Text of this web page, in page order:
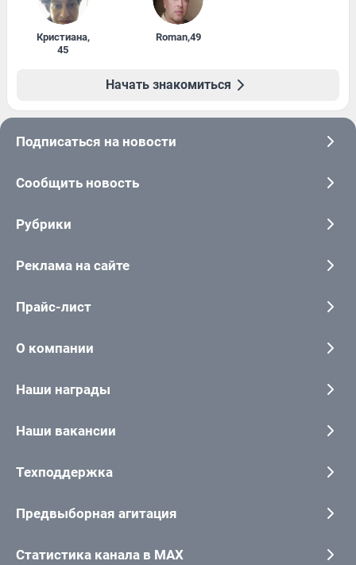
Кристиана,
45
Roman,49
Начать знакомиться
Подписаться на новости
Сообщить новость
Рубрики
Реклама на сайте
Прайс-лист
О компании
Наши награды
Наши вакансии
Техподдержка
Предвыборная агитация
Статистика канала в MAX